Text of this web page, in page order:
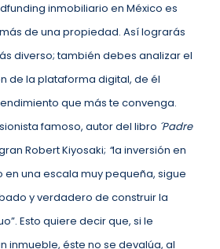
inmobiliario en México es
de una propiedad. Así lograrás
diverso; también debes analizar el
de la plataforma digital, de él
que más te convenga.
famoso, autor del libro ´Padre
Robert Kiyosaki; “la inversión en
en una escala muy pequeña, sigue
y verdadero de construir la
Esto quiere decir que, si le
inmueble, éste no se devalúa, al